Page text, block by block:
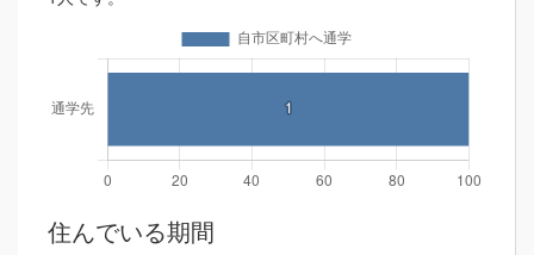
住んでいる期間